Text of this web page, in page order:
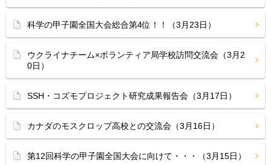
科学の甲子園全国大会総合第4位！！（3月23日）
ウクライナチーム×ボランティア局学校訪問交流会（3月2
0日）
SSH・コズモプロジェクト研究成果報告会（3月17日）
カナダのモスクロップ高校との交流会（3月16日）
第12回科学の甲子園全国大会に向けて・・・（3月15日）